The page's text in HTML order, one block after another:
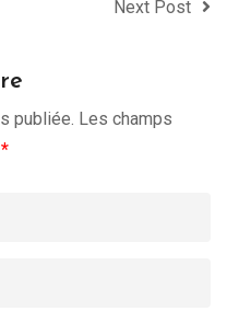
Next Post
publiée. Les champs
*